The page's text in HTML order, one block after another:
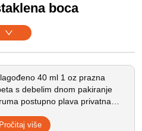
boca
40 ml 1 oz prazna
s debelim dnom pakiranje
postupno plava privatna
Pročitaj više